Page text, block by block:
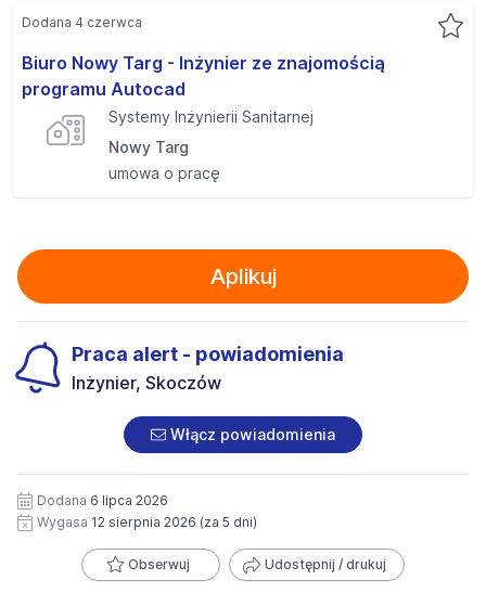
Biuro Nowy Targ - Inżynier ze znajomością
programu Autocad
Systemy Inżynierii Sanitarnej
Nowy Targ
umowa o pracę
Dodana 4 czerwca
Aplikuj
Praca alert - powiadomienia
Inżynier, Skoczów
Włącz powiadomienia
Dodana 6 lipca 2026
Wygasa 12 sierpnia 2026 (za 5 dni)
Obserwuj Udostępnij / drukuj